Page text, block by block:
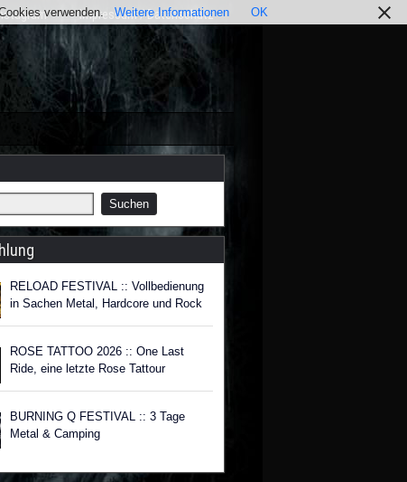
Impressum / Datenschutz
RELOAD FESTIVAL :: Vollbedienung
in Sachen Metal, Hardcore und Rock
ROSE TATTOO 2026 :: One Last
Ride, eine letzte Rose Tattour
BURNING Q FESTIVAL :: 3 Tage
Metal & Camping
verwenden. Weitere Informationen OK